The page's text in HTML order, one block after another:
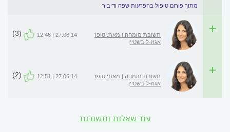
מתוך פורום טיפול בהפרעות שפה ודיבור
תשובת מומחה | מאת: טופז
אגוז-ליבשטיין
27.06.14 | 12:46
(3)
תשובת מומחה | מאת: טופז
אגוז-ליבשטיין
27.06.14 | 12:51
(2)
עוד שאלות ותשובות